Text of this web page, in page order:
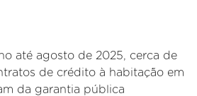
até agosto de 2025, cerca de
de crédito à habitação em
da garantia pública